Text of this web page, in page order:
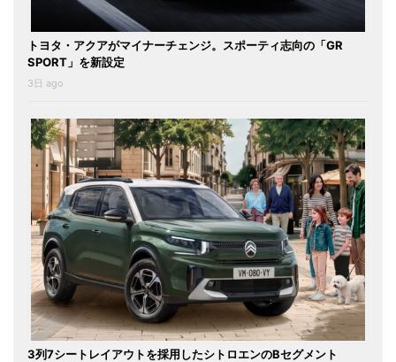
トヨタ・アクアがマイナーチェンジ。スポーティ志向の「GR
SPORT」を新設定
3日 ago
3列7シートレイアウトを採用したシトロエンのBセグメント